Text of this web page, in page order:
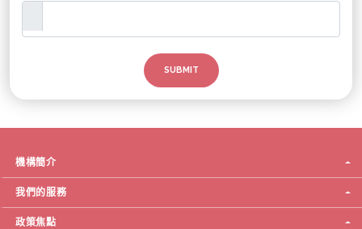
機構簡介
我們的服務
政策焦點